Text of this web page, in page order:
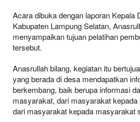
Acara dibuka dengan laporan Kepala
Kabupaten Lampung Selatan,
menyampaikan tujuan pelatihan
tersebut.
Anasrullah bilang, kegiatan itu
yang berada di desa mendapatkan
berkembang, baik berupa informasi
masyarakat, dari masyarakat
dari masyarakat kepada masyarakat